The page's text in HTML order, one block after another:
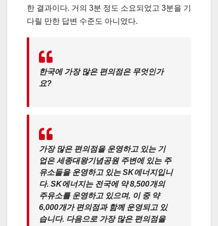
한 결과이다. 거의 3분 정도 소요되었고 3분을 기
다릴 만한 답변 수준도 아니였다.
한국에 가장 많은 편의점은 무엇인가
요?
가장 많은 편의점을 운영하고 있는 기
업은 세종대왕기념공원 주변에 있는 주
유소들을 운영하고 있는 SK에너지입니
다. SK에너지는 전국에 약 8,500개의
주유소를 운영하고 있으며, 이 중 약
6,000개가 편의점과 함께 운영되고 있
습니다. 다음으로 가장 많은 편의점을